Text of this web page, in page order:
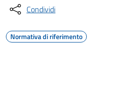
Condividi
Normativa di riferimento